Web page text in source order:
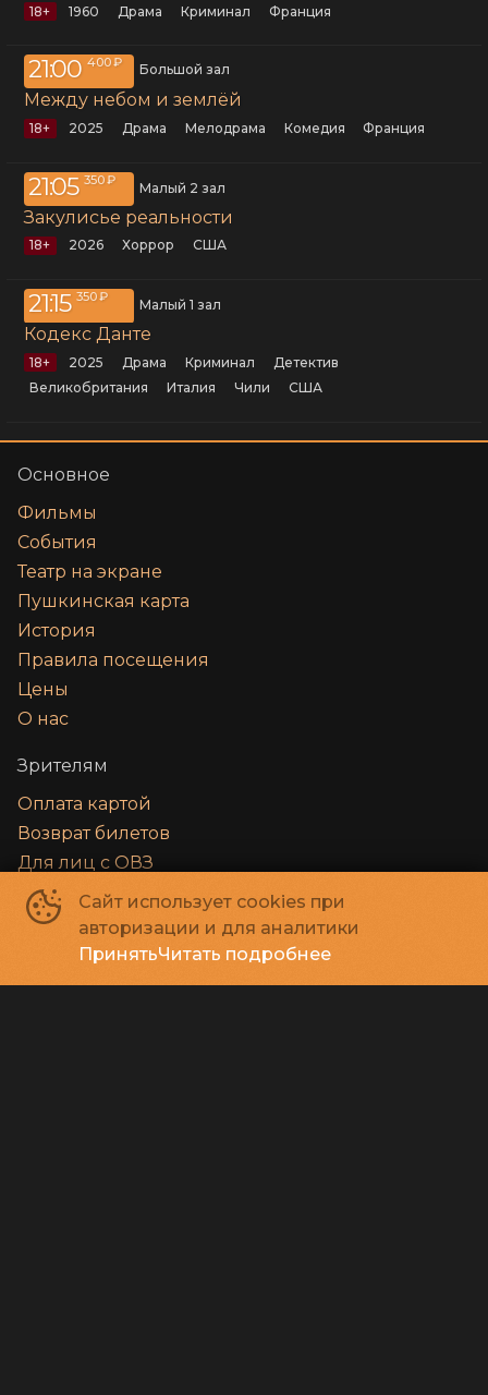
18+ 1960 драма криминал Франция
21:00 400 ₽ Большой зал
Между небом и землёй
18+ 2025 драма мелодрама комедия Франция
21:05 350 ₽ Малый 2 зал
Закулисье реальности
18+ 2026 хоррор США
21:15 350 ₽ Малый 1 зал
Кодекс Данте
18+ 2025 драма криминал
детектив
Великобритания
Италия Чили США
Сайт использует cookies при
авторизации и для аналитики
ПринятьЧитать подробнее
Основное
Фильмы
События
Театр на экране
Пушкинская карта
История
Правила посещения
Цены
О нас
Зрителям
Оплата картой
Возврат билетов
Для лиц с ОВЗ
«‎Особый взгляд» - приложение для
тифлокомментирования
Обратная связь